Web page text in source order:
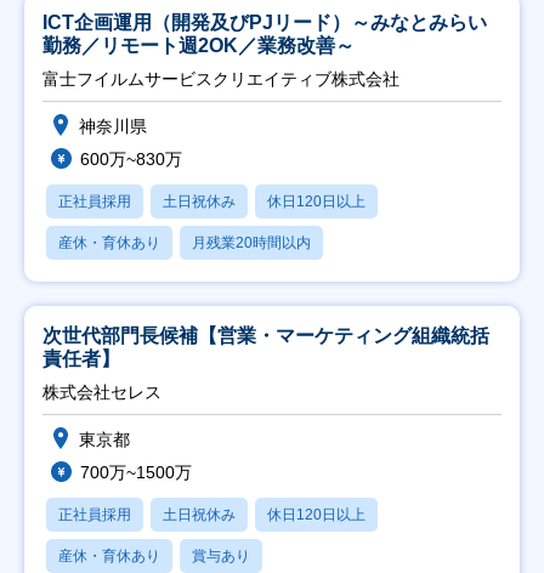
ICT企画運用（開発及びPJリード）～みなとみらい
勤務／リモート週2OK／業務改善～
富士フイルムサービスクリエイティブ株式会社
神奈川県
600万~830万
正社員採用 土日祝休み 休日120日以上
産休・育休あり 月残業20時間以内
次世代部門長候補【営業・マーケティング組織統括
責任者】
株式会社セレス
東京都
700万~1500万
正社員採用 土日祝休み 休日120日以上
産休・育休あり 賞与あり